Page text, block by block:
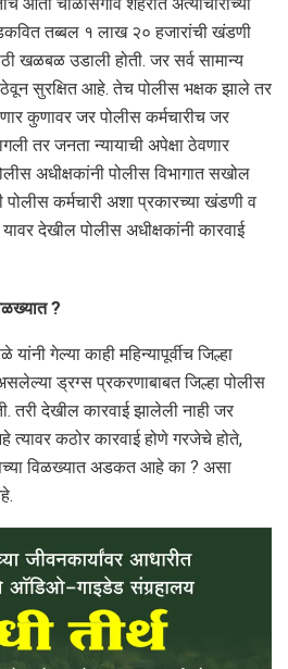
आता चाळीसगाव शहरात अत्याचाराच्या
तब्बल १ लाख २० हजारांची खंडणी
खळबळ उडाली होती. जर सर्व सामान्य
ठेवून सुरक्षित आहे. तेच पोलीस भक्षक झाले तर
कुणावर जर पोलीस कर्मचारीच जर
तर जनता न्यायाची अपेक्षा ठेवणार
अधीक्षकांनी पोलीस विभागात सखोल
कर्मचारी अशा प्रकारच्या खंडणी व
देखील पोलीस अधीक्षकांनी कारवाई
?
गेल्या काही महिन्यापूर्वीच जिल्हा
ड्रग्स प्रकरणाबाबत जिल्हा पोलीस
तरी देखील कारवाई झालेली नाही जर
कठोर कारवाई होणे गरजेचे होते,
विळख्यात अडकत आहे का ? असा